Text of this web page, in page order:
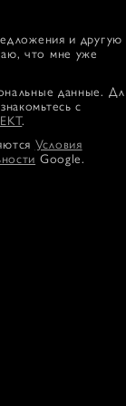
и другую
что мне уже
данные.
с
.
Условия
Google.